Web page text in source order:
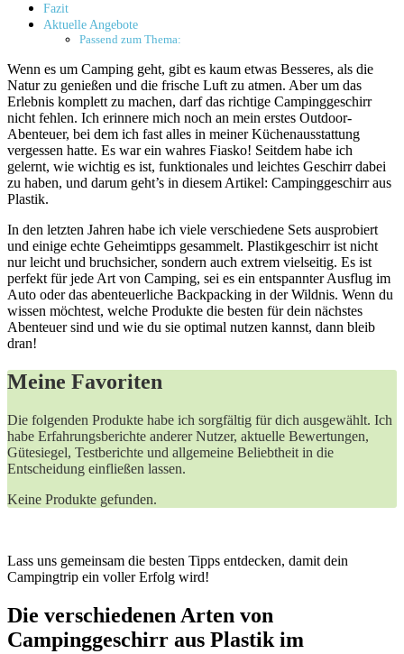
Fazit
Aktuelle Angebote
Passend zum Thema:
Wenn ⁣es ‌um Camping geht, ‍gibt es ⁤kaum etwas Besseres, als die
Natur zu genießen und die frische Luft zu atmen. Aber um das
Erlebnis komplett zu machen, darf​ das⁢ richtige‍ Campinggeschirr
nicht fehlen. Ich ⁢erinnere mich noch an mein erstes ⁣Outdoor-
Abenteuer, bei ‌dem⁤ ich fast alles ‍in meiner Küchenausstattung
vergessen hatte. ⁤Es war ⁤ein​ wahres Fiasko! Seitdem ⁢habe ich
gelernt, wie wichtig es ist, funktionales und leichtes Geschirr dabei‌
zu⁢ haben,‌ und darum ‌geht’s in diesem Artikel: Campinggeschirr aus
Plastik.
In den letzten‍ Jahren habe ich viele verschiedene Sets ⁢ausprobiert
und einige​ echte Geheimtipps gesammelt. Plastikgeschirr ist nicht
nur leicht ‍und‌ bruchsicher, sondern auch extrem vielseitig.‌ Es ist
perfekt für jede Art von ​Camping, sei es ein entspannter Ausflug im
Auto oder das abenteuerliche Backpacking in der ⁤Wildnis. Wenn⁢ du
wissen möchtest, welche Produkte die besten für dein ‍nächstes
Abenteuer sind und wie ‍du sie optimal nutzen kannst, ​dann bleib
dran!
Meine Favoriten
Die ‌folgenden Produkte‍ habe ich sorgfältig ‌für dich ausgewählt. Ich
habe⁣ Erfahrungsberichte anderer⁣ Nutzer, aktuelle Bewertungen,
Gütesiegel, ⁣Testberichte und allgemeine⁣ Beliebtheit in die
Entscheidung einfließen lassen.
Keine Produkte gefunden.
Lass uns gemeinsam⁣ die besten Tipps⁢ entdecken, damit dein
‌Campingtrip⁣ ein voller Erfolg wird!
Die verschiedenen ⁤Arten ⁣von
‍Campinggeschirr aus Plastik im